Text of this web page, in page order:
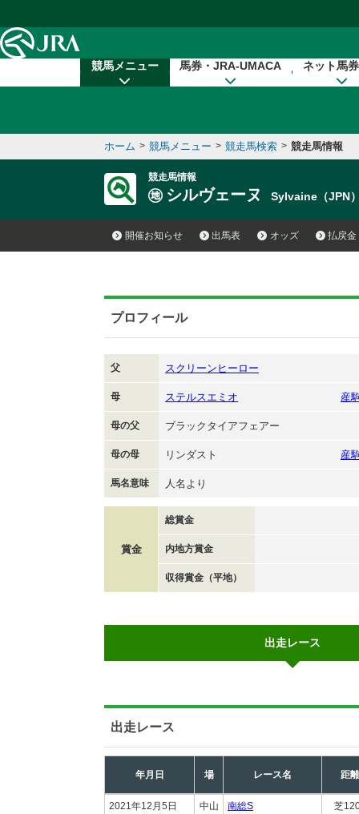
競馬メニュー 馬券・JRA-UMACA ネット馬
ホーム > 競馬メニュー > 競走馬検索 > 競走馬情報
競走馬情報
シルヴェーヌ Sylvaine（JPN
開催お知らせ 出馬表 オッズ 払戻金
プロフィール
父 スクリーンヒーロー
母 ステルスエミオ 産
母の父 ブラックタイアフェアー
母の母 リンダスト 産
馬名意味 人名より
賞金
総賞金
内地方賞金
収得賞金（平地）
出走レース
出走レース
年月日 場 レース名 距離
2021年12月5日 中山 南総S 芝